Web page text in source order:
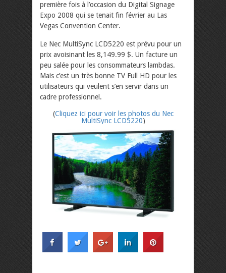
première fois à l’occasion du Digital Signage
Expo 2008 qui se tenait fin février au Las
Vegas Convention Center.
Le Nec MultiSync LCD5220 est prévu pour un
prix avoisinant les 8,149.99 $. Un facture un
peu salée pour les consommateurs lambdas.
Mais c’est un très bonne TV Full HD pour les
utilisateurs qui veulent s’en servir dans un
cadre professionnel.
(Cliquez ici pour voir les photos du Nec
MultiSync LCD5220)